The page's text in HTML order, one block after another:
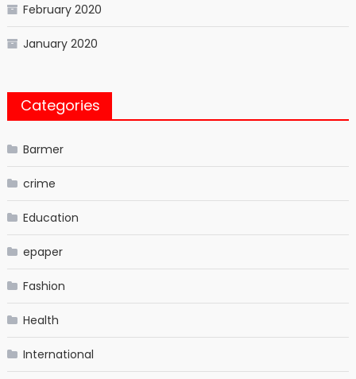
February 2020
January 2020
Categories
Barmer
crime
Education
epaper
Fashion
Health
International